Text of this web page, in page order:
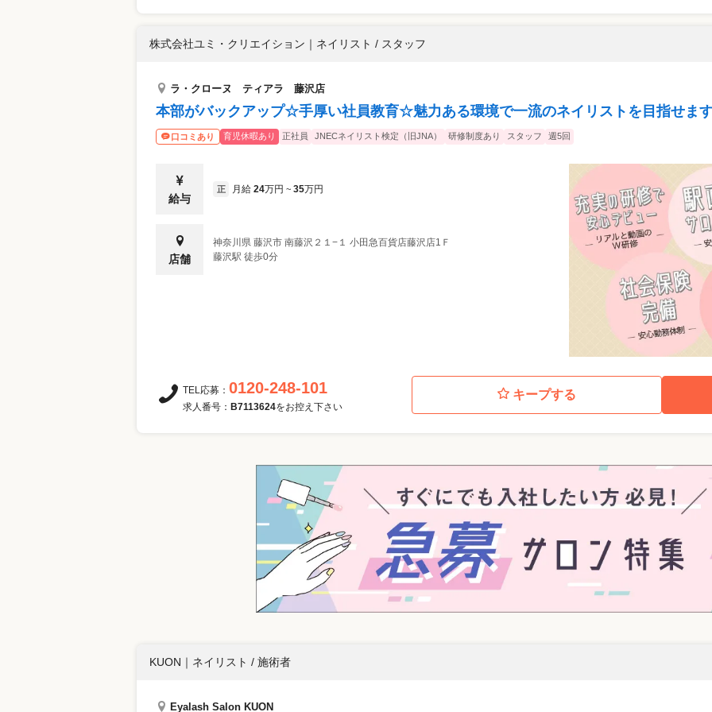
株式会社ユミ・クリエイション ｜ ネイリスト / スタッフ
ラ・クローヌ ティアラ 藤沢店
本部がバックアップ☆手厚い社員教育☆魅力ある環境で一流のネイリストを目指せま
口コミあり 育児休暇あり 正社員 JNECネイリスト検定（旧JNA） 研修制度あり スタッフ 週5回
給与
正 月給 24万円 ~ 35万円
店舗
神奈川県 藤沢市 南藤沢２１−１ 小田急百貨店藤沢店1Ｆ
藤沢駅 徒歩0分
キープする
TEL応募： 0120-248-101
求人番号： B7113624をお控え下さい
KUON ｜ ネイリスト / 施術者
Eyalash Salon KUON